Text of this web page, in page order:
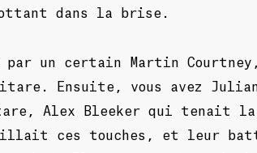
dans la brise.
par un certain Martin
Ensuite, vous avez
Alex Bleeker qui tenait la
ces touches, et leur